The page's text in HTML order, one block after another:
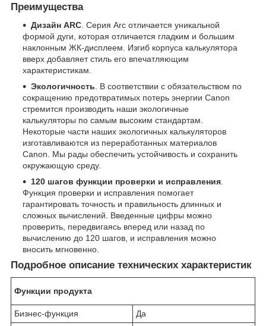
Преимущества
Дизайн ARC . Серия Arc отличается уникальной
формой дуги, которая отличается гладким и большим
наклонным ЖК-дисплеем. Изгиб корпуса калькулятора
вверх добавляет стиль его впечатляющим
характеристикам.
Экологичность . В соответствии с обязательством по
сокращению предотвратимых потерь энергии Canon
стремится производить наши экологичные
калькуляторы по самым высоким стандартам.
Некоторые части наших экологичных калькуляторов
изготавливаются из переработанных материалов
Canon. Мы рады обеспечить устойчивость и сохранить
окружающую среду.
120 шагов функции проверки и исправления
Функция проверки и исправления помогает
гарантировать точность и правильность длинных и
сложных вычислений. Введенные цифры можно
проверить, передвигаясь вперед или назад по
вычислению до 120 шагов, и исправления можно
вносить мгновенно.
Подробное описание технических характеристик
Функции продукта
Бизнес-функция
Да